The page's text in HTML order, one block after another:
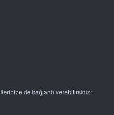
de bağlantı verebilirsiniz: